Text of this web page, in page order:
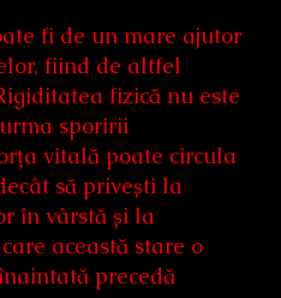
fi de un mare ajutor
fiind de altfel
fizică nu este
sporirii
vitală poate circula
să privești la
în vârstă și la
această stare o
precedă